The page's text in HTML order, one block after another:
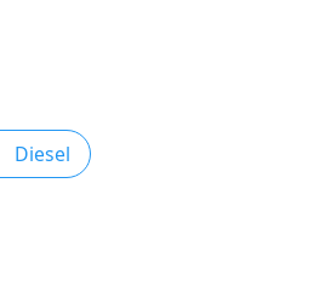
Diesel